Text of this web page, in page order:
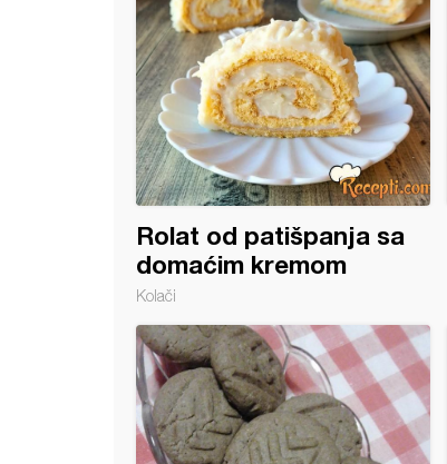
Rolat od patišpanja sa
domaćim kremom
Kolači
pecivo sa čokoladnim filom